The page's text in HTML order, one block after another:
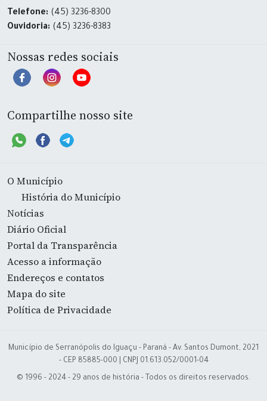
Telefone: (45) 3236-8300
Ouvidoria: (45) 3236-8383
Nossas redes sociais
Compartilhe nosso site
O Município
História do Município
Notícias
Diário Oficial
Portal da Transparência
Acesso a informação
Endereços e contatos
Mapa do site
Política de Privacidade
Município de Serranópolis do Iguaçu - Paraná - Av. Santos Dumont, 2021
- CEP 85885-000 | CNPJ 01.613.052/0001-04
© 1996 - 2024 - 29 anos de história - Todos os direitos reservados.